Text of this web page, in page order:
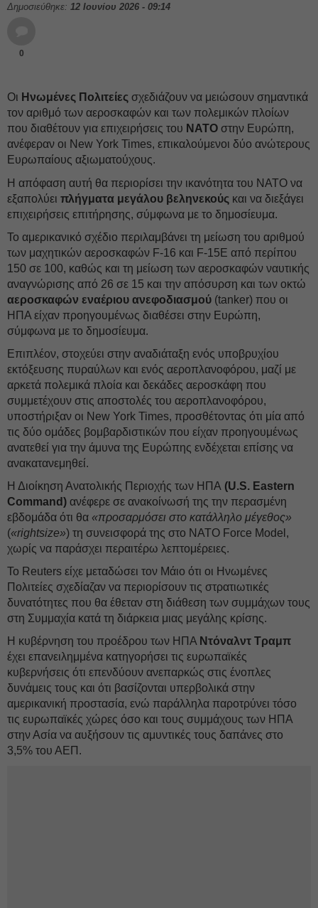
Δημοσιεύθηκε: 12 Ιουνίου 2026 - 09:14
0
Οι Ηνωμένες Πολιτείες σχεδιάζουν να μειώσουν σημαντικά
τον αριθμό των αεροσκαφών και των πολεμικών πλοίων
που διαθέτουν για επιχειρήσεις του ΝΑΤΟ στην Ευρώπη,
ανέφεραν οι New York Times, επικαλούμενοι δύο ανώτερους
Ευρωπαίους αξιωματούχους.
Η απόφαση αυτή θα περιορίσει την ικανότητα του ΝΑΤΟ να
εξαπολύει πλήγματα μεγάλου βεληνεκούς και να διεξάγει
επιχειρήσεις επιτήρησης, σύμφωνα με το δημοσίευμα.
Το αμερικανικό σχέδιο περιλαμβάνει τη μείωση του αριθμού
των μαχητικών αεροσκαφών F-16 και F-15E από περίπου
150 σε 100, καθώς και τη μείωση των αεροσκαφών ναυτικής
αναγνώρισης από 26 σε 15 και την απόσυρση και των οκτώ
αεροσκαφών εναέριου ανεφοδιασμού (tanker) που οι
ΗΠΑ είχαν προηγουμένως διαθέσει στην Ευρώπη,
σύμφωνα με το δημοσίευμα.
Επιπλέον, στοχεύει στην αναδιάταξη ενός υποβρυχίου
εκτόξευσης πυραύλων και ενός αεροπλανοφόρου, μαζί με
αρκετά πολεμικά πλοία και δεκάδες αεροσκάφη που
συμμετέχουν στις αποστολές του αεροπλανοφόρου,
υποστήριξαν οι New York Times, προσθέτοντας ότι μία από
τις δύο ομάδες βομβαρδιστικών που είχαν προηγουμένως
ανατεθεί για την άμυνα της Ευρώπης ενδέχεται επίσης να
ανακατανεμηθεί.
Η Διοίκηση Ανατολικής Περιοχής των ΗΠΑ (U.S. Eastern
Command) ανέφερε σε ανακοίνωσή της την περασμένη
εβδομάδα ότι θα «προσαρμόσει στο κατάλληλο μέγεθος»
(«rightsize») τη συνεισφορά της στο NATO Force Model,
χωρίς να παράσχει περαιτέρω λεπτομέρειες.
Το Reuters είχε μεταδώσει τον Μάιο ότι οι Ηνωμένες
Πολιτείες σχεδίαζαν να περιορίσουν τις στρατιωτικές
δυνατότητες που θα έθεταν στη διάθεση των συμμάχων τους
στη Συμμαχία κατά τη διάρκεια μιας μεγάλης κρίσης.
Η κυβέρνηση του προέδρου των ΗΠΑ Ντόναλντ Τραμπ
έχει επανειλημμένα κατηγορήσει τις ευρωπαϊκές
κυβερνήσεις ότι επενδύουν ανεπαρκώς στις ένοπλες
δυνάμεις τους και ότι βασίζονται υπερβολικά στην
αμερικανική προστασία, ενώ παράλληλα παροτρύνει τόσο
τις ευρωπαϊκές χώρες όσο και τους συμμάχους των ΗΠΑ
στην Ασία να αυξήσουν τις αμυντικές τους δαπάνες στο
3,5% του ΑΕΠ.